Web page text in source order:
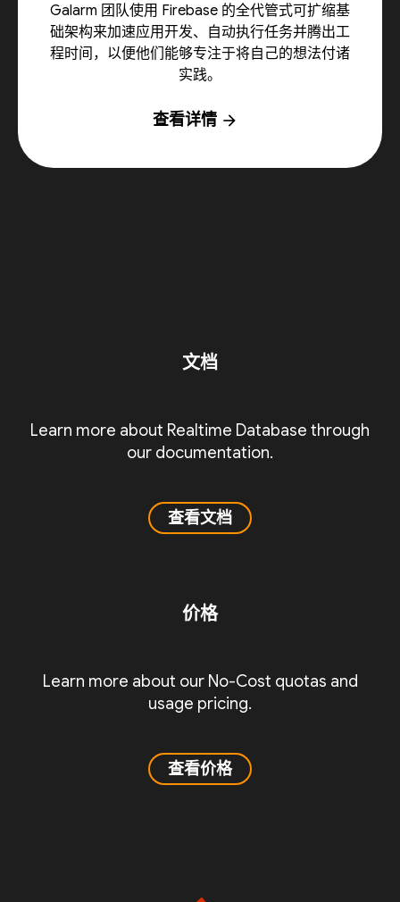
Galarm 团队使用 Firebase 的全代管式可扩缩基
础架构来加速应用开发、自动执行任务并腾出工
程时间，以便他们能够专注于将自己的想法付诸
实践。
查看详情 arrow_forward
文档
Learn more about Realtime Database through
our documentation.
查看文档
价格
Learn more about our No-Cost quotas and
usage pricing.
查看价格